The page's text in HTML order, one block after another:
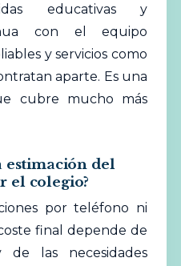
educativas y
con el equipo
y servicios como
aparte. Es una
cubre mucho más
estimación del
el colegio?
por teléfono ni
final depende de
las necesidades